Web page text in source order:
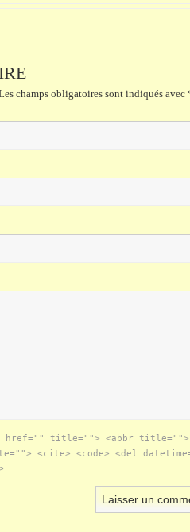
champs obligatoires sont indiqués avec
href="" title=""> <abbr title="">
<cite> <code> <del